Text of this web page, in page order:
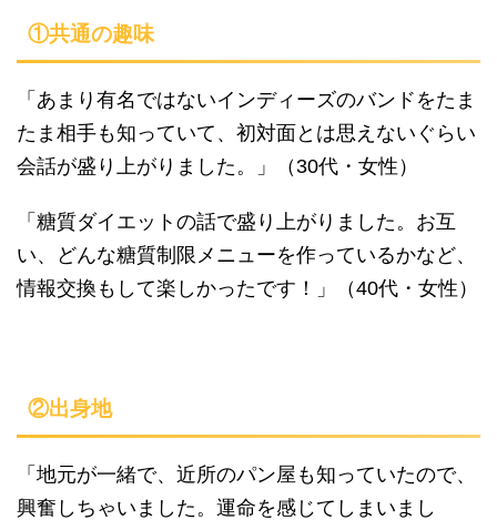
①共通の趣味
「あまり有名ではないインディーズのバンドをたま
たま相手も知っていて、初対面とは思えないぐらい
会話が盛り上がりました。」（30代・女性）
「糖質ダイエットの話で盛り上がりました。お互
い、どんな糖質制限メニューを作っているかなど、
情報交換もして楽しかったです！」（40代・女性）
②出身地
「地元が一緒で、近所のパン屋も知っていたので、
興奮しちゃいました。運命を感じてしまいまし